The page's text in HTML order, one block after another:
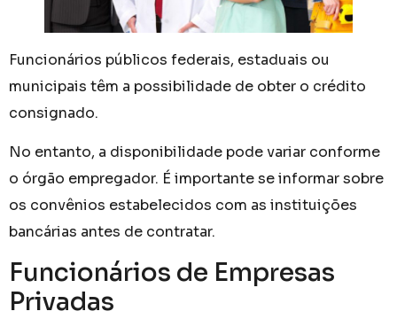
Funcionários públicos federais, estaduais ou
municipais têm a possibilidade de obter o crédito
consignado.
No entanto, a disponibilidade pode variar conforme
o órgão empregador. É importante se informar sobre
os convênios estabelecidos com as instituições
bancárias antes de contratar.
Funcionários de Empresas
Privadas